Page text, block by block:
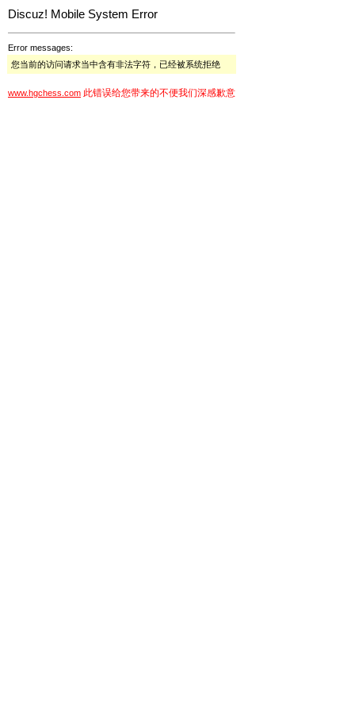
Discuz! Mobile System Error
Error messages:
您当前的访问请求当中含有非法字符，已经被系统拒绝
www.hgchess.com 此错误给您带来的不便我们深感歉意